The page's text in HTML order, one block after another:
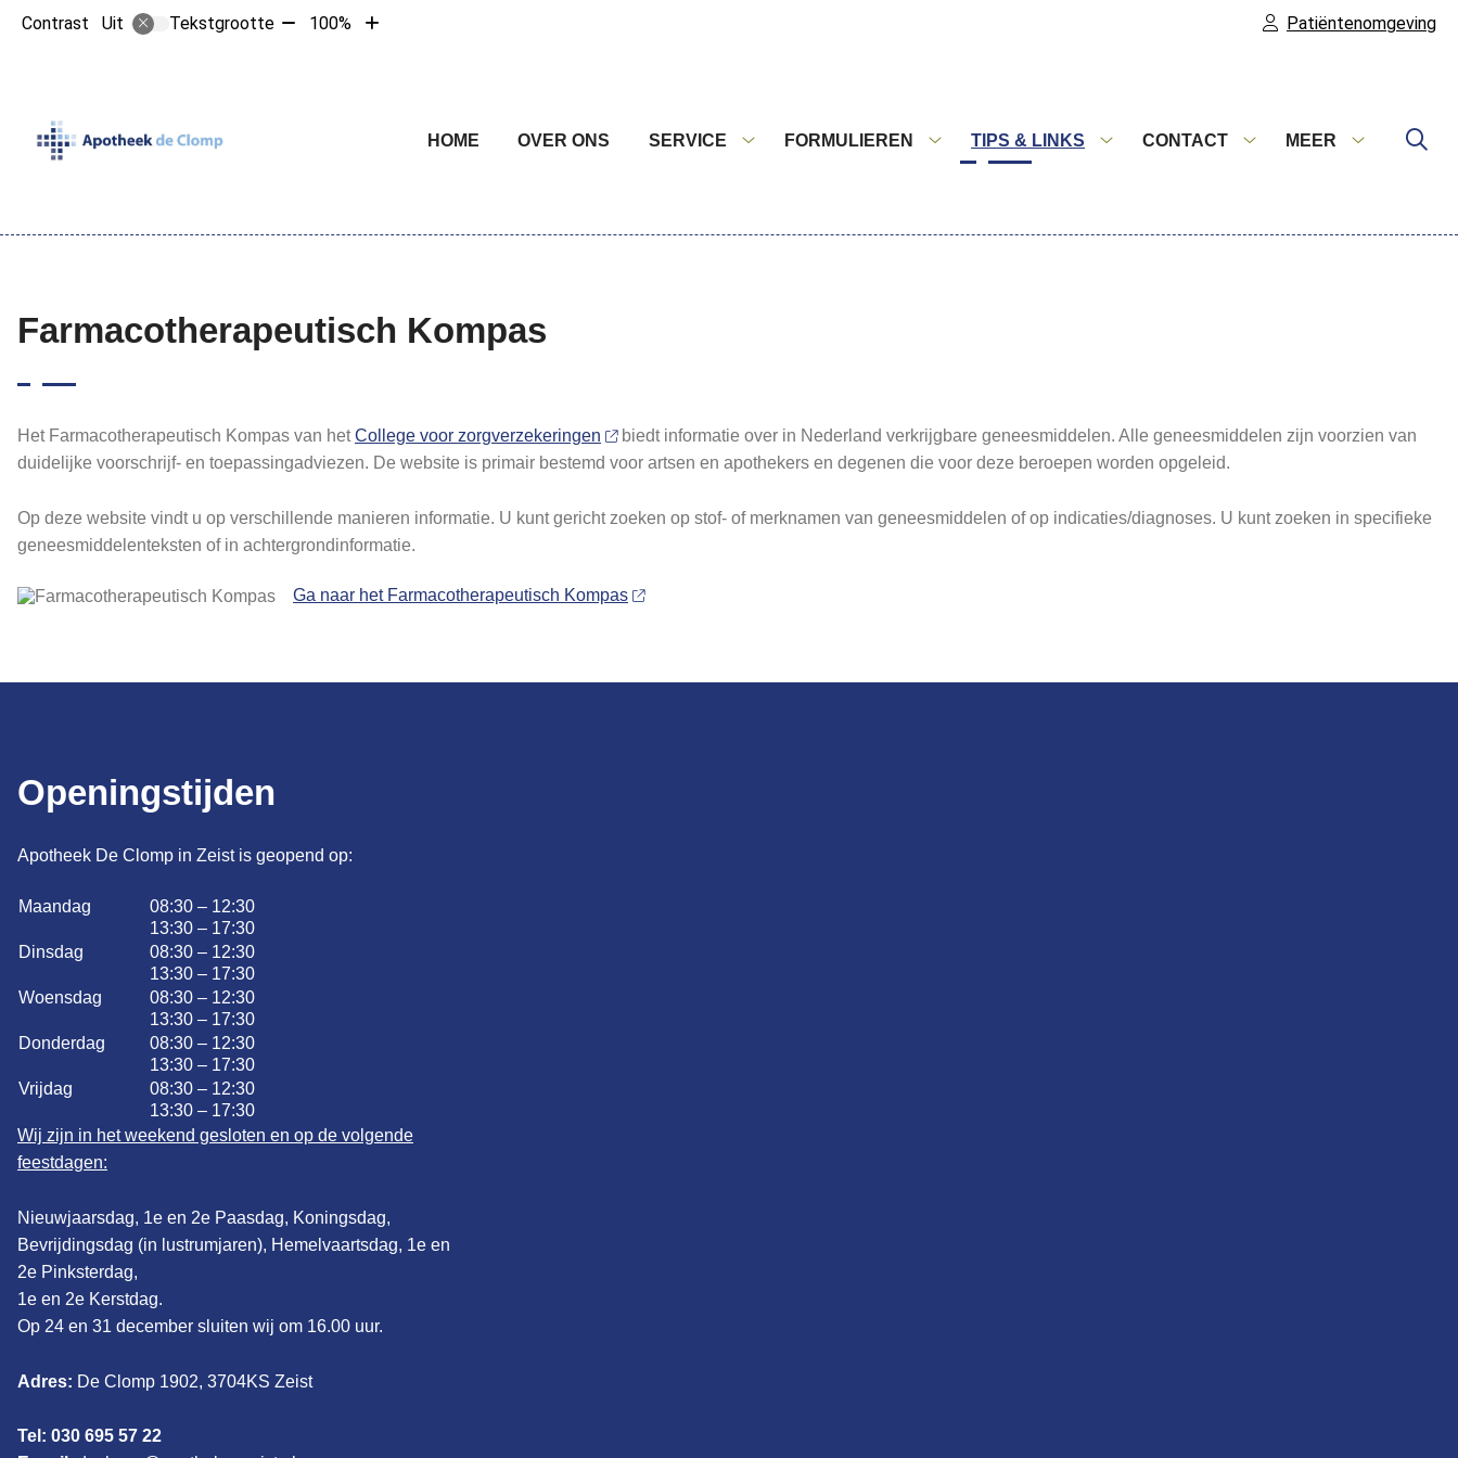
Contrast Uit Tekstgrootte Tekst100%
Tekst
Patiëntenomgeving
HOME OVER ONS
SERVICE
FORMULIEREN
Formulieren
TIPS & LINKS
CONTACT
MEER
Farmacotherapeutisch Kompas
Het Farmacotherapeutisch Kompas van hetCollege voor zorgverzekeringen
biedt informatie over in Nederland verkrijgbare geneesmiddelen. Alle geneesmiddelen zijn voorzien van
duidelijke voorschrijf- en toepassingadviezen. De website is primair bestemd voor artsen en apothekers en degenen die voor deze beroepen worden opgeleid.
Op deze website vindt u op verschillende manieren informatie. U kunt gericht zoeken op stof- of merknamen van geneesmiddelen of op indicaties/diagnoses. U kunt zoeken in specifieke
geneesmiddelenteksten of in achtergrondinformatie.
Ga naar het Farmacotherapeutisch Kompas
Openingstijden
Apotheek De Clomp in Zeist is geopend op:
Maandag
08:30 – 12:30
13:30 – 17:30
Dinsdag
08:30 – 12:30
13:30 – 17:30
Woensdag
08:30 – 12:30
13:30 – 17:30
Donderdag
08:30 – 12:30
13:30 – 17:30
Vrijdag
08:30 – 12:30
13:30 – 17:30
Wij zijn in het weekend gesloten en op de volgende
feestdagen:
Nieuwjaarsdag, 1e en 2e Paasdag, Koningsdag,
Bevrijdingsdag (in lustrumjaren), Hemelvaartsdag, 1e en
2e Pinksterdag,
1e en 2e Kerstdag.
Op 24 en 31 december sluiten wij om 16.00 uur.
Adres: De Clomp 1902, 3704KS Zeist
Tel: 030 695 57 22